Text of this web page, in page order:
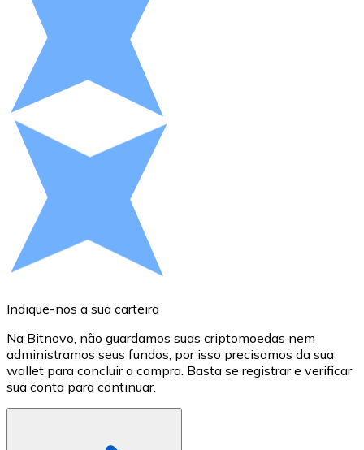
Ver tudo
Compre criptomoedas com dinheiro e outros métodos
Comprar com dinheiro
Transferência SEPA
Adicione fundos à sua conta Bitnovo ou faça
Comprar com transferência bancária
Cartão de crédito / débito
Use cartões Visa e Mastercard para comprar
Comprar com cartão
Loja - Cartões-presente
Novo
Compre cartões-presente das suas marcas favoritas
Indique-nos a sua carteira
Na Bitnovo, não guardamos suas criptomoedas nem
administramos seus fundos, por isso precisamos da sua
wallet para concluir a compra. Basta se registrar e verificar
sua conta para continuar.